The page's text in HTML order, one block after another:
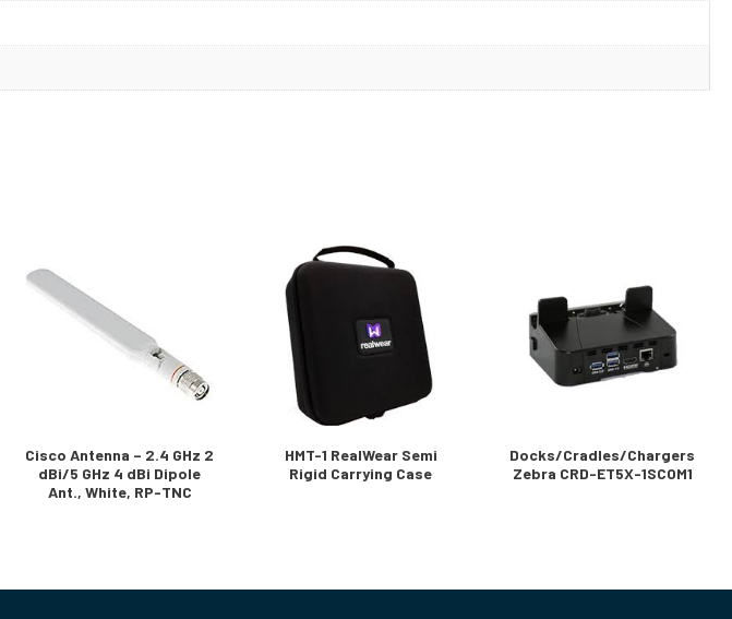
Cisco Antenna – 2.4 GHz 2
dBi/5 GHz 4 dBi Dipole
Ant., White, RP-TNC
HMT-1 RealWear Semi
Rigid Carrying Case
Docks/Cradles/Chargers
Zebra CRD-ET5X-1SCOM1